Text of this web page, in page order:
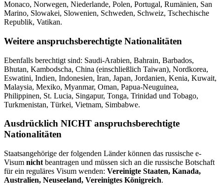
Monaco, Norwegen, Niederlande, Polen, Portugal, Rumänien, San
Marino, Slowakei, Slowenien, Schweden, Schweiz, Tschechische
Republik, Vatikan.
Weitere anspruchsberechtigte Nationalitäten
Ebenfalls berechtigt sind: Saudi-Arabien, Bahrain, Barbados,
Bhutan, Kambodscha, China (einschließlich Taiwan), Nordkorea,
Eswatini, Indien, Indonesien, Iran, Japan, Jordanien, Kenia, Kuwait,
Malaysia, Mexiko, Myanmar, Oman, Papua-Neuguinea,
Philippinen, St. Lucia, Singapur, Tonga, Trinidad und Tobago,
Turkmenistan, Türkei, Vietnam, Simbabwe.
Ausdrücklich NICHT anspruchsberechtigte
Nationalitäten
Staatsangehörige der folgenden Länder können das russische e-
Visum nicht beantragen und müssen sich an die russische Botschaft
für ein reguläres Visum wenden: Vereinigte Staaten, Kanada,
Australien, Neuseeland, Vereinigtes Königreich.